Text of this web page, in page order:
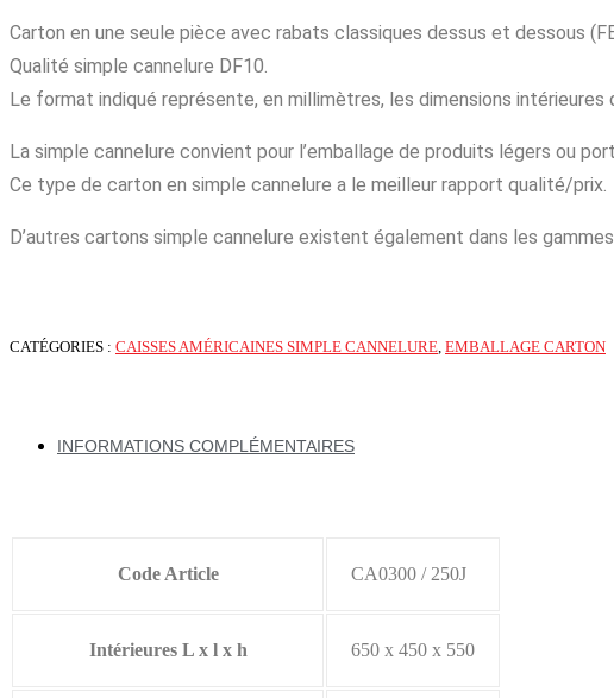
Carton en une seule pièce avec rabats classiques dessus et dessous
Qualité simple cannelure DF10.
Le format indiqué représente, en millimètres, les dimensions intérieures
La simple cannelure convient pour l’emballage de produits légers ou
Ce type de carton en simple cannelure a le meilleur rapport qualité/prix.
D’autres cartons simple cannelure existent également dans les
CATÉGORIES : CAISSES AMÉRICAINES SIMPLE CANNELURE, EMBALLAGE CARTON
INFORMATIONS COMPLÉMENTAIRES
Code Article CA0300 / 250J
Intérieures L x l x h 650 x 450 x 550